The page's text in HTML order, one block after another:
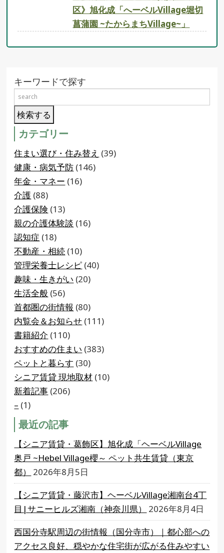
区》旭化成「へーベルVillage堀切
菖蒲園 ~たからまちVillage~」
キーワードで探す
カテゴリー
住まい選び・住み替え (39)
健康・病気予防 (146)
年金・マネー (16)
介護 (88)
介護保険 (13)
親の介護体験談 (16)
認知症 (18)
不動産・相続 (10)
管理栄養士レシピ (40)
趣味・生きがい (20)
生活全般 (56)
首都圏の街情報 (80)
内覧会＆お知らせ (111)
書籍紹介 (110)
おすすめの住まい (383)
ペットと暮らす (30)
シニア賃貸 現地取材 (10)
新着記事 (206)
– (1)
最近の記事
【シニア賃貸・葛飾区】旭化成「ヘーベルVillage
奥戸 ~Hebel Village櫻～ ペット共生賃貸（東京
都）
2026年8月5日
【シニア賃貸・藤沢市】ヘーベルVillage湘南台4丁
目|サニーヒルズ湘南（神奈川県）
2026年8月4日
西国分寺駅周辺の街情報（国分寺市）｜都心部への
アクセス良好、穏やかな住宅街が広がる住みやすい